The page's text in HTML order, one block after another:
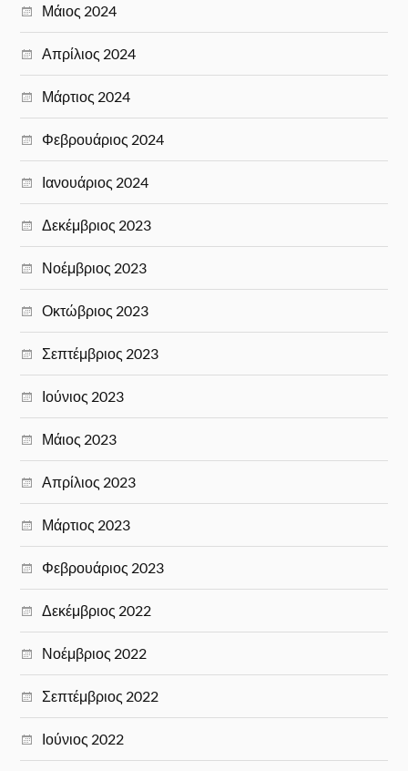
Μάιος 2024
Απρίλιος 2024
Μάρτιος 2024
Φεβρουάριος 2024
Ιανουάριος 2024
Δεκέμβριος 2023
Νοέμβριος 2023
Οκτώβριος 2023
Σεπτέμβριος 2023
Ιούνιος 2023
Μάιος 2023
Απρίλιος 2023
Μάρτιος 2023
Φεβρουάριος 2023
Δεκέμβριος 2022
Νοέμβριος 2022
Σεπτέμβριος 2022
Ιούνιος 2022